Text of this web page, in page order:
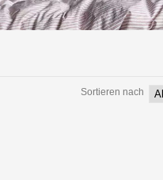
Sortieren nach